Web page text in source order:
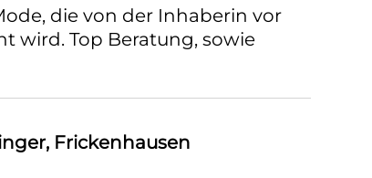
die von der Inhaberin vor
wird. Top Beratung, sowie
Frickenhausen